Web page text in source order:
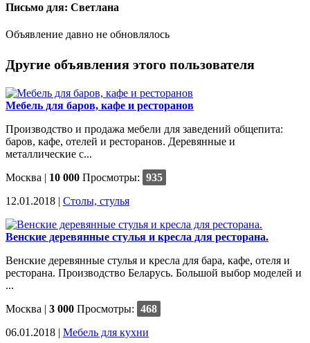
Письмо для: Cветлана
Объявление давно не обновлялось
Другие объявления этого пользователя
Мебель для баров, кафе и ресторанов
Производство и продажа мебели для заведений общепита:
баров, кафе, отелей и ресторанов. Деревянные и
металлические с...
Москва | 10 000 Просмотры: 935
12.01.2018 | Столы, стулья
Венские деревянные стулья и кресла для ресторана.
Венские деревянные стулья и кресла для бара, кафе, отеля и
ресторана. Производство Беларусь. Большой выбор моделей и
...
Москва | 3 000 Просмотры: 468
06.01.2018 | Мебель для кухни